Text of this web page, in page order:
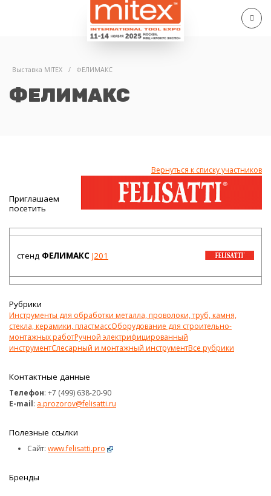
Выставка MITEX / ФЕЛИМАКС
ФЕЛИМАКС
Вернуться к списку участников
Приглашаем
посетить
стенд ФЕЛИМАКС J201
Рубрики
Инструменты для обработки металла, проволоки, труб, камня,
стекла, керамики, пластмассОборудование для строительно-
монтажных работРучной электрифицированный
инструментСлесарный и монтажный инструментВсе рубрики
Контактные данные
Телефон: +7 (499) 638-20-90
E-mail: a.prozorov@felisatti.ru
Полезные ссылки
Сайт: www.felisatti.pro
Бренды